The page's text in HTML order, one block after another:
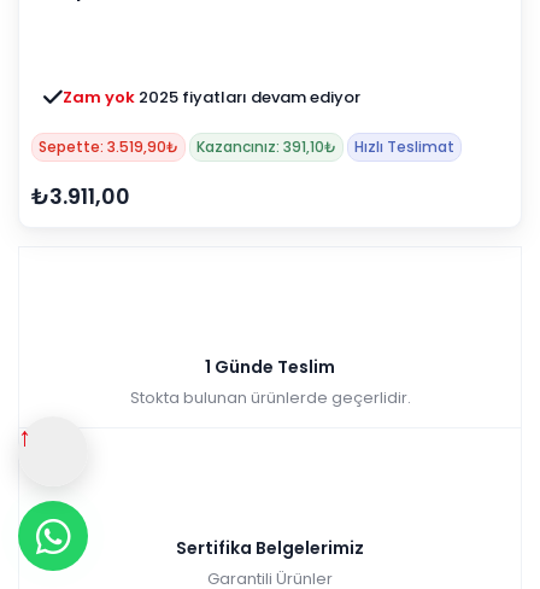
Zam yok 2025 fiyatları devam ediyor
Sepette: 3.519,90₺ Kazancınız: 391,10₺ Hızlı Teslimat
₺3.911,00
↑
1 Günde Teslim
Stokta bulunan ürünlerde geçerlidir.
Sertifika Belgelerimiz
Garantili Ürünler